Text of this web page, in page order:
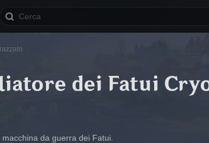
dei Fatui
da guerra dei Fatui.